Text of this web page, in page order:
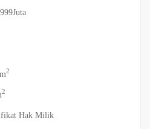
2
2
Hak Milik